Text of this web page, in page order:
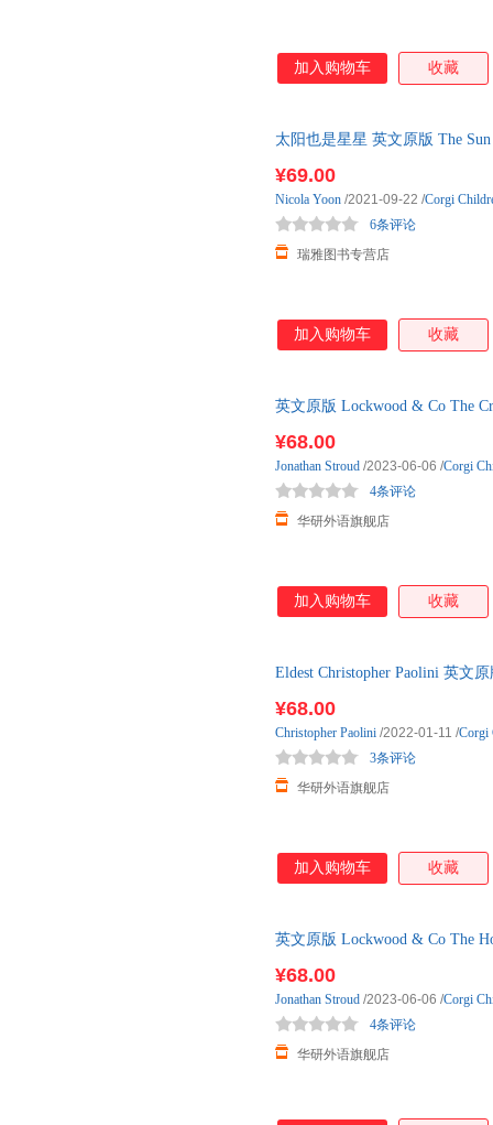
加入购物车 收藏
太阳也是星星 英文原版 The
¥69.00
瑞雅图书专营店
6条评论
Nicola Yoon /2021-09-22 /Corgi
加入购物车 收藏
英文原版 Lockwood & Co The
¥68.00
华研外语旗舰店
4条评论
Jonathan Stroud /2023-06-06 /Corgi
加入购物车 收藏
Eldest Christopher Paolini 英文
¥68.00
华研外语旗舰店
3条评论
Christopher Paolini /2022-01-11 /Corgi
加入购物车 收藏
英文原版 Lockwood & Co The
¥68.00
华研外语旗舰店
4条评论
Jonathan Stroud /2023-06-06 /Corgi